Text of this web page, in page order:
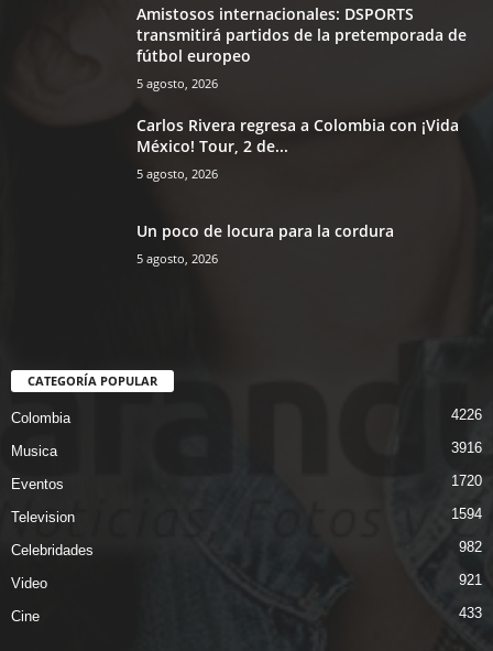
Amistosos internacionales: DSPORTS
transmitirá partidos de la pretemporada de
fútbol europeo
5 agosto, 2026
Carlos Rivera regresa a Colombia con ¡Vida
México! Tour, 2 de...
5 agosto, 2026
Un poco de locura para la cordura
5 agosto, 2026
CATEGORÍA POPULAR
Colombia 4226
Musica 3916
Eventos 1720
Television 1594
Celebridades 982
Video 921
Cine 433